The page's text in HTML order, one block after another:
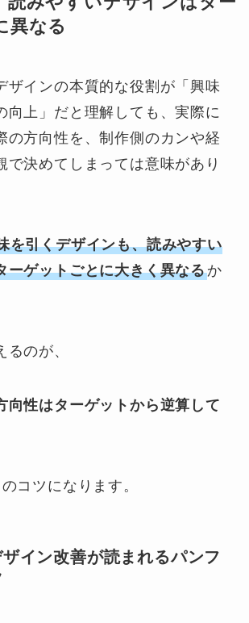
異なる
ザインの本質的な役割が「興味
向上」だと理解しても、実際に
の方向性を、制作側のカンや経
で決めてしまっては意味があり
を引くデザインも、読みやすい
ーゲットごとに大きく異なるか
のが、
性はターゲットから逆算して
コツになります。
イン改善が読まれるパンフ